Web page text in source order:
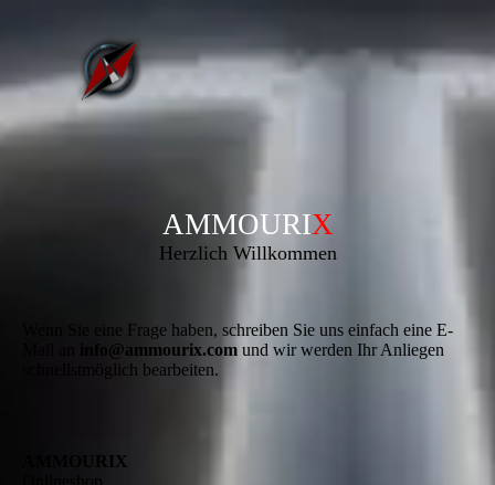
AMMOURIX
Herzlich Willkommen
Wenn Sie eine Frage haben, schreiben Sie uns einfach eine E-
info@ammourix.com und wir werden Ihr Anliegen
schnellstmöglich bearbeiten.
AMMOURIX